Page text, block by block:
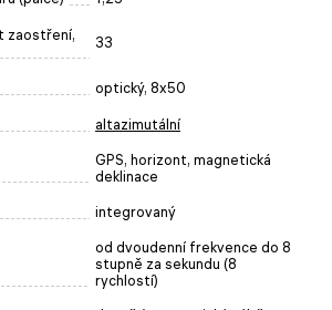
zaostření,
33
optický, 8x50
altazimutální
GPS, horizont, magnetická
deklinace
integrovaný
od dvoudenní frekvence do 8
stupně za sekundu (8
rychlostí)